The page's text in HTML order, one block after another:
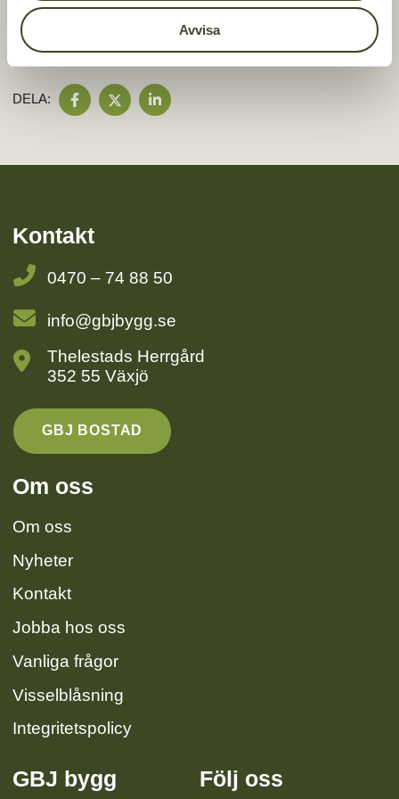
Avvisa
Fredrik Skoglund, affärsutvecklare, GBJ Bygg
DELA:
DELA
PÅ
DELA
PÅ
PÅ
Kontakt
0470 – 74 88 50
info@gbjbygg.se
Thelestads Herrgård
352 55 Växjö
GBJ BOSTAD
Om oss
Om oss
Nyheter
Kontakt
Jobba hos oss
Vanliga frågor
Visselblåsning
Integritetspolicy
GBJ bygg Följ oss